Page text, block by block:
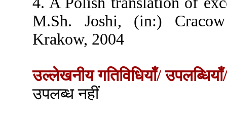
M.Sh. Joshi, (in:)
Krakow, 2004
उल्लेखनीय गतिविधियाँ/
उपलब्ध नहीं